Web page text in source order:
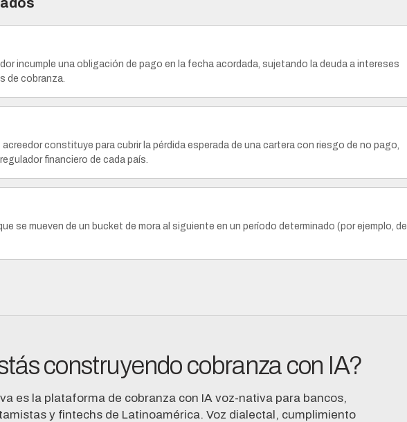
incumple una obligación de pago en la fecha acordada, sujetando la deuda a intereses
de cobranza.
constituye para cubrir la pérdida esperada de una cartera con riesgo de no pago,
financiero de cada país.
se mueven de un bucket de mora al siguiente en un período determinado (por ejemplo, del
construyendo cobranza con IA?
es la plataforma de cobranza con IA voz-nativa para bancos,
y fintechs de Latinoamérica. Voz dialectal, cumplimiento